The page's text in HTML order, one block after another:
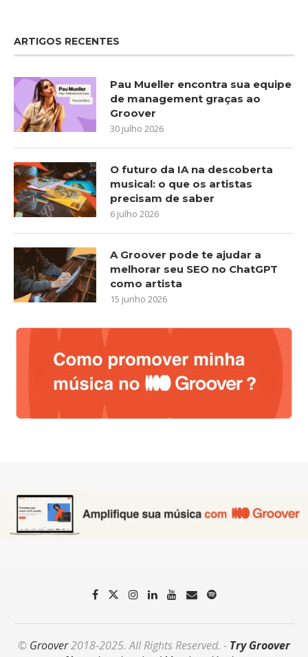
ARTIGOS RECENTES
Pau Mueller encontra sua equipe
de management graças ao
Groover
30 julho 2026
O futuro da IA na descoberta
musical: o que os artistas
precisam de saber
6 julho 2026
A Groover pode te ajudar a
melhorar seu SEO no ChatGPT
como artista
15 junho 2026
© Groover2018-2025. All Rights Reserved. - Try Groover